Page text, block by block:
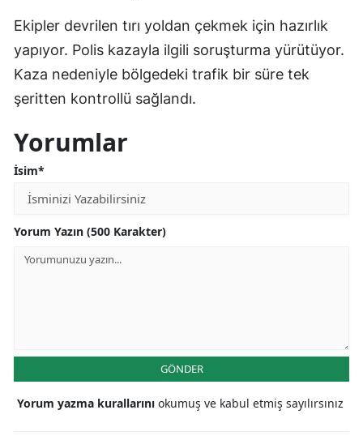
Ekipler devrilen tırı yoldan çekmek için hazırlık
yapıyor. Polis kazayla ilgili soruşturma yürütüyor.
Kaza nedeniyle bölgedeki trafik bir süre tek
şeritten kontrollü sağlandı.
Yorumlar
İsim*
Yorum Yazın (500 Karakter)
GÖNDER
Yorum yazma kurallarını okumuş ve kabul etmiş sayılırsınız